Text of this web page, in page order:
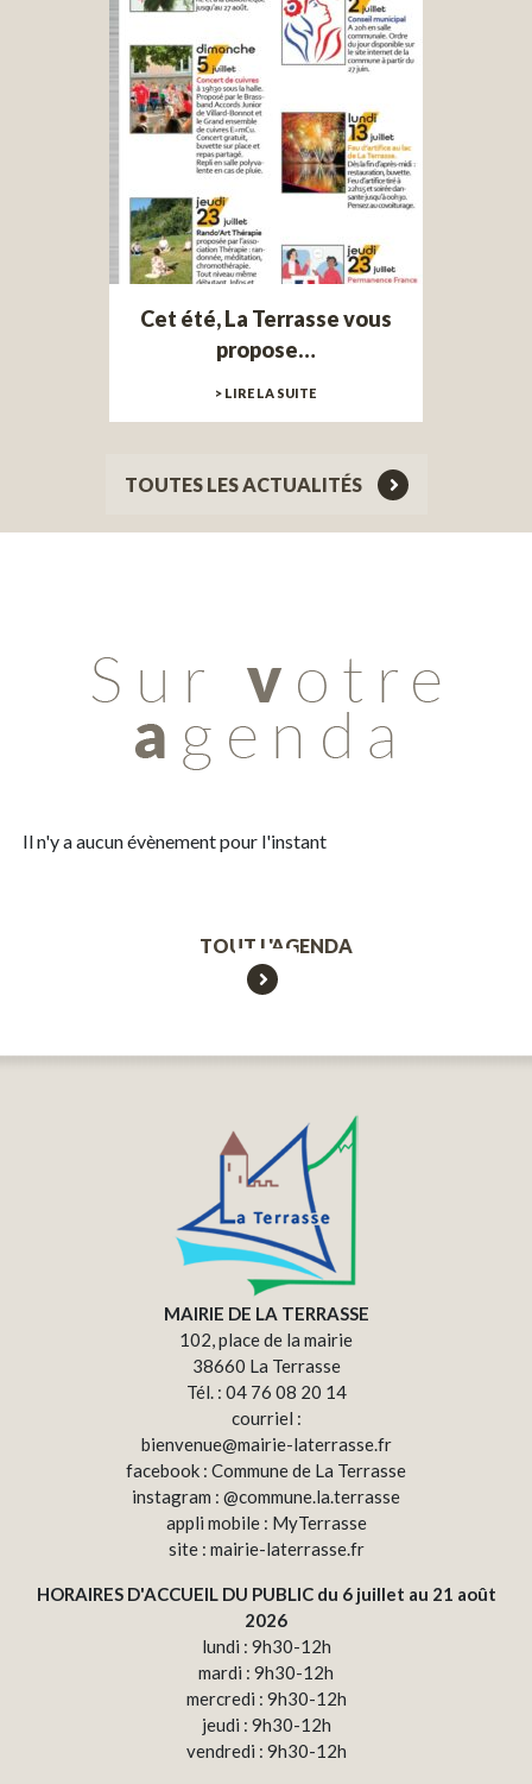
Cet été, La Terrasse vous
propose…
> LIRE LA SUITE
TOUTES LES ACTUALITÉS
Il n'y a aucun évènement pour l'instant
TOUT L'AGENDA
MAIRIE DE LA TERRASSE
102, place de la mairie
38660 La Terrasse
Tél. : 04 76 08 20 14
courriel :
bienvenue@mairie-laterrasse.fr
facebook : Commune de La Terrasse
instagram : @commune.la.terrasse
appli mobile : MyTerrasse
site : mairie-laterrasse.fr
HORAIRES D'ACCUEIL DU PUBLIC du 6 juillet au 21 août
2026
lundi : 9h30-12h
mardi : 9h30-12h
mercredi : 9h30-12h
jeudi : 9h30-12h
vendredi : 9h30-12h